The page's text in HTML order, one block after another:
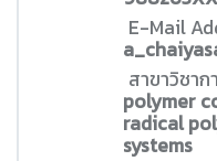
E-Mail
สาขาวิชา
polymer
radical
systems